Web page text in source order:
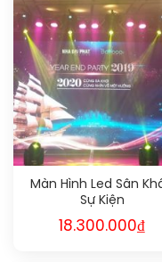
Màn Hình Led Sân
Sự Kiện
18.300.000₫